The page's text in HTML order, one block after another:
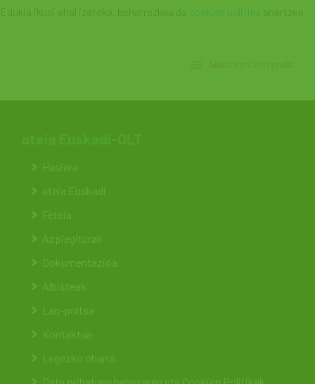
cookien politika
Hasiera
ateia Euskadi
Feteia
Azpiegiturak
Dokumentazioa
Albisteak
Lan-poltsa
Kontaktua
Legezko oharra